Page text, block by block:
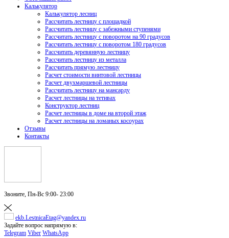
Калькулятор
Калькулятор лесниц
Рассчитать лестницу с площадкой
Рассчитать лестницу с забежными ступенями
Рассчитать лестницу с поворотом на 90 градусов
Рассчитать лестницу с поворотом 180 градусов
Рассчитать деревянную лестницу
Рассчитать лестницу из металла
Рассчитать прямую лестницу
Расчет стоимости винтовой лестницы
Расчет двухмаршевой лестницы
Рассчитать лестницу на мансарду
Расчет лестницы на тетивах
Конструктор лестниц
Расчет лестницы в доме на второй этаж
Расчет лестницы на ломаных косоурах
Отзывы
Контакты
Звоните, Пн-Вс 9:00- 23:00
ekb.LestnicaEtag@yandex.ru
Задайте вопрос напрямую в:
Telegram Viber WhatsApp